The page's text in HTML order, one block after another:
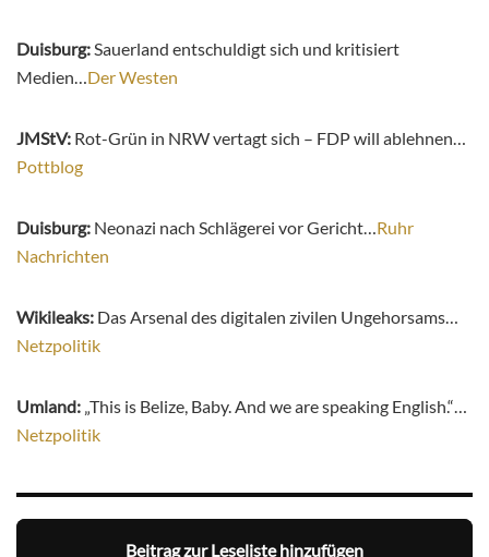
Duisburg:Sauerland entschuldigt sich und kritisiert
Medien…Der Westen
JMStV: Rot-Grün in NRW vertagt sich – FDP will ablehnen…
Pottblog
Duisburg: Neonazi nach Schlägerei vor Gericht…Ruhr
Nachrichten
Wikileaks: Das Arsenal des digitalen zivilen Ungehorsams…
Netzpolitik
Umland: „This is Belize, Baby. And we are speaking English.“…
Netzpolitik
Beitrag zur Leseliste hinzufügen